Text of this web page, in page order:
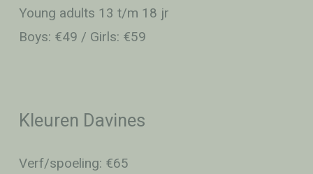
Young adults 13 t/m 18 jr
Boys: €49 / Girls: €59
Kleuren Davines
Verf/spoeling: €65